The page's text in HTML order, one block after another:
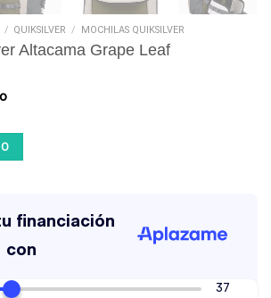
/ QUIKSILVER / MOCHILAS QUIKSILVER
Altacama Grape Leaf